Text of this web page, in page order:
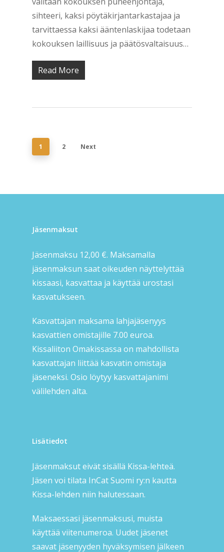
sihteeri, kaksi pöytäkirjantarkastajaa ja
tarvittaessa kaksi ääntenlaskijaa todetaan
kokouksen laillisuus ja päätösvaltaisuus…
Read More
1 2 Next
Jäsenmaksut
Jäsenmaksu 12,00 €. Maksamalla
jäsenmaksun saat oikeuden näyttelyttää
kissaasi, kasvattaa ja käyttää urostasi
kasvatukseen.
Kasvattajan maksama lahjajäsenyys
kasvattien omistajille 7.00 euroa.
Kissaliiton Omakissassa on mahdollista
kasvattajan liittää kasvatin omistaja
jäseneksi. Osio löytyy kasvattajanimi
välilehden alta.
Lisätiedot
Jäsenmaksut eivät sisällä Kissa-lehteä.
Jäsen voi tilata InCat Suomi ry:n kautta
Kissa-lehden niin halutessaan.
Maksaessasi jäsenmaksusi, muista
käyttää viitenumeroa. Uudet jäsenet
saavat jäsenyyden hyväksymisen jälkeen